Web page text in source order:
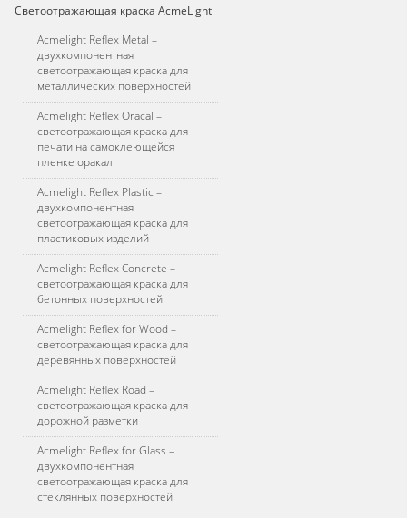
Светоотражающая краска AcmeLight
Acmelight Reflex Metal –
двухкомпонентная
светоотражающая краска для
металлических поверхностей
Acmelight Reflex Oracal –
светоотражающая краска для
печати на самоклеющейся
пленке оракал
Acmelight Reflex Plastic –
двухкомпонентная
светоотражающая краска для
пластиковых изделий
Acmelight Reflex Concrete –
светоотражающая краска для
бетонных поверхностей
Acmelight Reflex for Wood –
светоотражающая краска для
деревянных поверхностей
Acmelight Reflex Road –
светоотражающая краска для
дорожной разметки
Acmelight Reflex for Glass –
двухкомпонентная
светоотражающая краска для
стеклянных поверхностей